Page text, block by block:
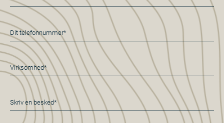
mail
*
Telefon
*
Virksomhed*
*
Besked
*